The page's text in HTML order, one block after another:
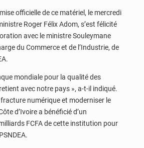
officielle de ce matériel, le mercredi
Roger Félix Adom, s’est félicité
avec le ministre Souleymane
du Commerce et de l’Industrie, de
mondiale pour la qualité des
avec notre pays », a-t-il indiqué.
fracture numérique et moderniser le
d’Ivoire a bénéficié d’un
FCFA de cette institution pour